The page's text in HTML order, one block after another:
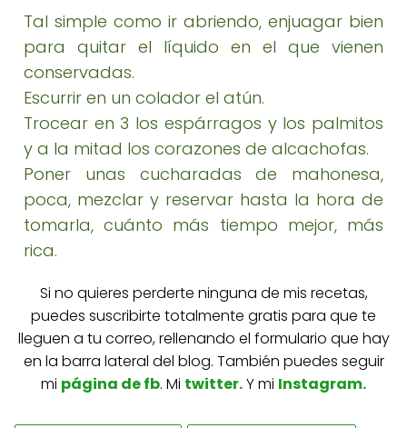
Tal simple como ir abriendo, enjuagar bien
para quitar el líquido en el que vienen
conservadas.
Escurrir en un colador el atún.
Trocear en 3 los espárragos y los palmitos
y a la mitad los corazones de alcachofas.
Poner unas cucharadas de mahonesa,
poca, mezclar y reservar hasta la hora de
tomarla, cuánto más tiempo mejor, más
rica.
Si no quieres perderte ninguna de mis recetas,
puedes suscribirte totalmente gratis para que te
lleguen a tu correo, rellenando el formulario que hay
en la barra lateral del blog. También puedes seguir
mi página de fb. Mi twitter.Y mi Instagram.